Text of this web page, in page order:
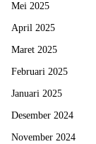
Mei 2025
April 2025
Maret 2025
Februari 2025
Januari 2025
Desember 2024
November 2024